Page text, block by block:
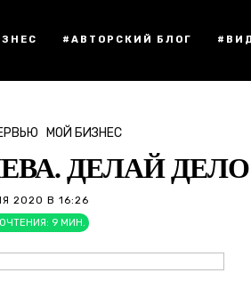
#АВТОРСКИЙ БЛОГ
МОЙ БИЗНЕС
ДЕЛАЙ ДЕЛО
2020 В 16:26
9 МИН.